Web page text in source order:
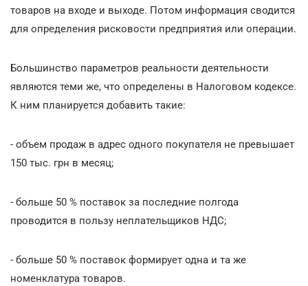
товаров на входе и выходе. Потом информация сводится
для определения рисковости предприятия или операции.
Большинство параметров реальности деятельности
являются теми же, что определены в Налоговом кодексе.
К ним планируется добавить такие:
- объем продаж в адрес одного покупателя не превышает
150 тыс. грн в месяц;
- больше 50 % поставок за последние полгода
проводится в пользу неплательщиков НДС;
- больше 50 % поставок формирует одна и та же
номенклатура товаров.